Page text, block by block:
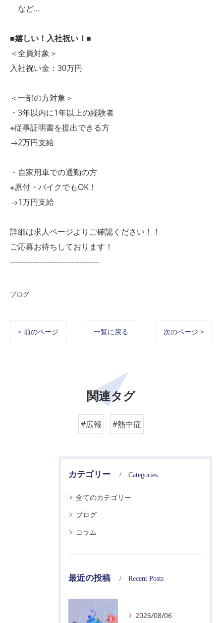
など…
■嬉しい！入社祝い！■
＜全員対象＞
入社祝い金：30万円
＜一部の方対象＞
・3年以内に1年以上の経験者
※従事証明書を提出できる方
→2万円支給
・自家用車での通勤の方
※原付・バイクでもOK！
→1万円支給
詳細は求人ページよりご確認ください！！
ご応募お待ちしております！
------------------------------------
ブログ
< 前のページ 一覧に戻る 次のページ >
関連タグ
#広報 #熱中症
カテゴリー Categories
全てのカテゴリー
ブログ
コラム
最近の投稿 Recent Posts
2026/08/06